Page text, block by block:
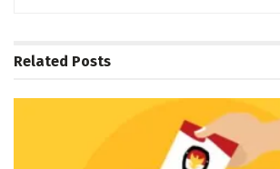
Related Posts